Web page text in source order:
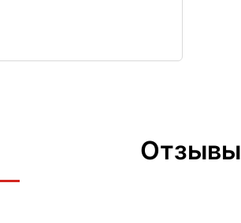
Отзывы